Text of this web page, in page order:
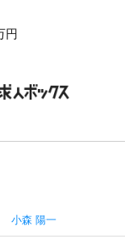
円
小森 陽一